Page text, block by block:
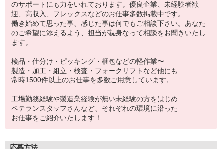
のサポートにも力をいれております。優良企業、未経験者歓
迎、高収入、フレックスなどのお仕事多数掲載中です。
働き始めて思った事、感じた事は何でもご相談下さい。あなた
のご希望に添えるよう、担当が親身なって相談をお聞きいたし
ます。
検品・仕分け・ピッキング・梱包などの軽作業〜
製造・加工・組立・検査・フォークリフトなど他にも
常時1500件以上のお仕事を多数ご用意しています。
工場勤務経験や製造業経験が無い未経験の方をはじめ
ベテランスタッフさんなど、それぞれの環境に沿った
お仕事をご紹介いたします！
応募方法